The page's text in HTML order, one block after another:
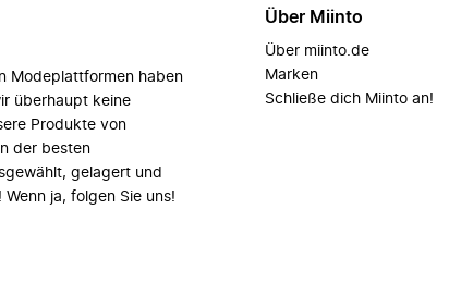
Modeplattformen haben
überhaupt keine
Produkte von
der besten
gelagert und
ja, folgen Sie uns!
Über Miinto
Über miinto.de
Marken
Schließe dich Miinto an!